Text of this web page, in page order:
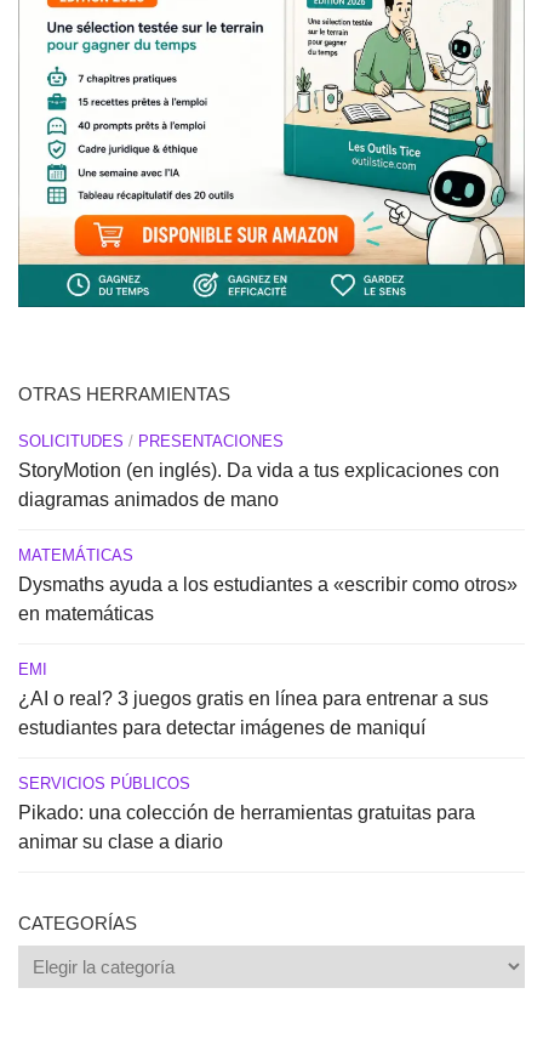
OTRAS HERRAMIENTAS
SOLICITUDES / PRESENTACIONES
StoryMotion (en inglés). Da vida a tus explicaciones con
diagramas animados de mano
MATEMÁTICAS
Dysmaths ayuda a los estudiantes a «escribir como otros»
en matemáticas
EMI
¿AI o real? 3 juegos gratis en línea para entrenar a sus
estudiantes para detectar imágenes de maniquí
SERVICIOS PÚBLICOS
Pikado: una colección de herramientas gratuitas para
animar su clase a diario
CATEGORÍAS
Categorías